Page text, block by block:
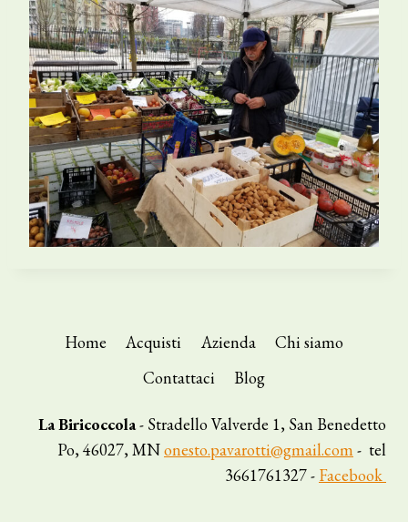
Home Acquisti Azienda
Chi siamo
Contattaci
Blog
La Biricoccola- Stradello Valverde 1, San Benedetto
Po, 46027, MNonesto.pavarotti@gmail.com- tel
3661761327 - Facebook